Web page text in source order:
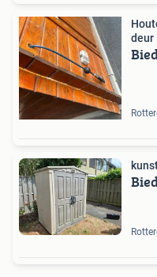
deur